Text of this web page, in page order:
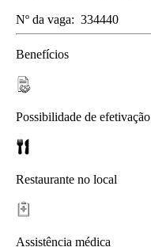
Nº da vaga: 334440
Benefícios
Possibilidade de efetivação
Restaurante no local
Assistência médica